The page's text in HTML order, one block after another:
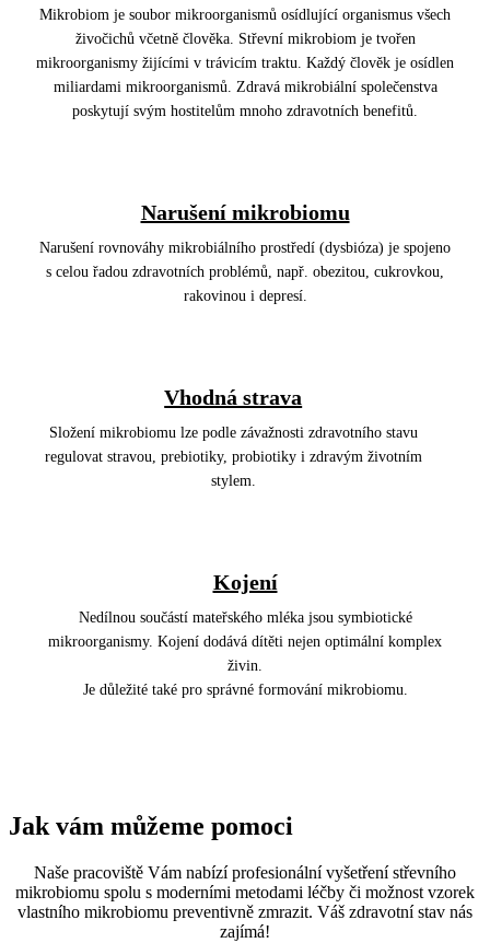
Mikrobiom je soubor mikroorganismů osídlující organismus všech
živočichů včetně člověka. Střevní mikrobiom je tvořen
mikroorganismy žijícími v trávicím traktu. Každý člověk je osídlen
miliardami mikroorganismů. Zdravá mikrobiální společenstva
poskytují svým hostitelům mnoho zdravotních benefitů.
Narušení mikrobiomu
Narušení rovnováhy mikrobiálního prostředí (dysbióza) je spojeno
s celou řadou zdravotních problémů, např. obezitou, cukrovkou,
rakovinou i depresí.
Vhodná strava
Složení mikrobiomu lze podle závažnosti zdravotního stavu
regulovat stravou, prebiotiky, probiotiky i zdravým životním
stylem.
Kojení
Nedílnou součástí mateřského mléka jsou symbiotické
mikroorganismy. Kojení dodává dítěti nejen optimální komplex
živin.
Je důležité také pro správné formování mikrobiomu.
Jak vám můžeme pomoci
Naše pracoviště Vám nabízí profesionální vyšetření střevního
mikrobiomu spolu s moderními metodami léčby či možnost vzorek
vlastního mikrobiomu preventivně zmrazit. Váš zdravotní stav nás
zajímá!